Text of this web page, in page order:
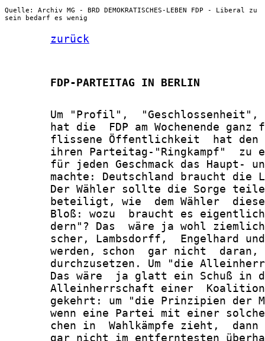
Quelle: Archiv MG - BRD DEMOKRATISCHES-LEBEN FDP - Liberal zu
sein bedarf es wenig
zurück
       FDP-PARTEITAG IN BERLIN
Um "Profil",
hat die  FDP am Wochenende ganz
flissene Öffentlichkeit  hat
ihren Parteitag-"Ringkampf"  zu
für jeden Geschmack das Haupt-
machte: Deutschland braucht die
Der Wähler sollte die Sorge
beteiligt, wie  dem Wähler
Bloß: wozu  braucht es
dern"? Das  wäre ja wohl
scher, Lambsdorff,  Engelhard
werden, schon  gar nicht
durchzusetzen. Um "die
Das wäre  ja glatt ein Schuß in
Alleinherrschaft einer
gekehrt: um "die Prinzipien der
wenn eine Partei mit einer
chen in  Wahlkämpfe zieht,
gar nicht im entferntesten